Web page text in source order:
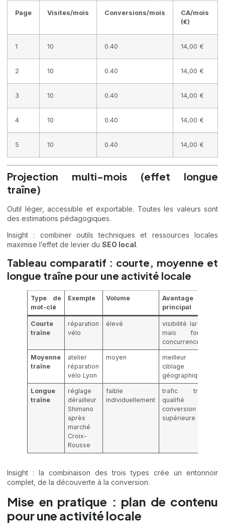
Page Visites/mois Conversions/mois
CA/mois
(€)
1 10 0.40 14,00 €
2 10 0.40 14,00 €
3 10 0.40 14,00 €
4 10 0.40 14,00 €
5 10 0.40 14,00 €
Projection multi-mois (effet longue
traîne)
Outil léger, accessible et exportable. Toutes les valeurs sont
des estimations pédagogiques.
Insight : combiner outils techniques et ressources locales
maximise l’effet de levier du SEO local.
Tableau comparatif : courte, moyenne et
longue traîne pour une activité locale
Type de
mot-clé
Exemple Volume
Avantage
principal
Courte
traîne
réparation
vélo
élevé
visibilité large
mais forte
concurrence
Moyenne
traîne
atelier
réparation
vélo Lyon
moyen
meilleur
ciblage
géographique
Longue
traîne
réglage
dérailleur
Shimano
après
marché
Croix-
Rousse
faible
individuellement
trafic très
qualifié et
conversion
supérieure
Insight : la combinaison des trois types crée un entonnoir
complet, de la découverte à la conversion.
Mise en pratique : plan de contenu
pour une activité locale